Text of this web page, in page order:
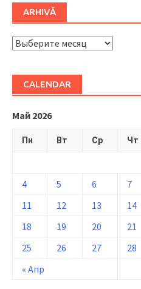
ARHIVĂ
ARHIVĂ
CALENDAR
Май 2026
Пн Вт Ср Чт
« Апр
4
5 6 7
11
12 13 14
18
19 20 21
25
26 27 28